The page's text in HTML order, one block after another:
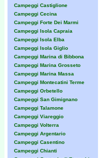
Campeggi Castiglione
Campeggi Cecina
Campeggi Forte Dei Marmi
Campeggi Isola Capraia
Campeggi Isola Elba
Campeggi Isola Giglio
Campeggi Marina di Bibbona
Campeggi Marina Grosseto
Campeggi Marina Massa
Campeggi Montecatini Terme
Campeggi Orbetello
Campeggi San Gimignano
Campeggi Talamone
Campeggi Viareggio
Campeggi Volterra
Campeggi Argentario
Campeggi Casentino
Campeggi Chianti